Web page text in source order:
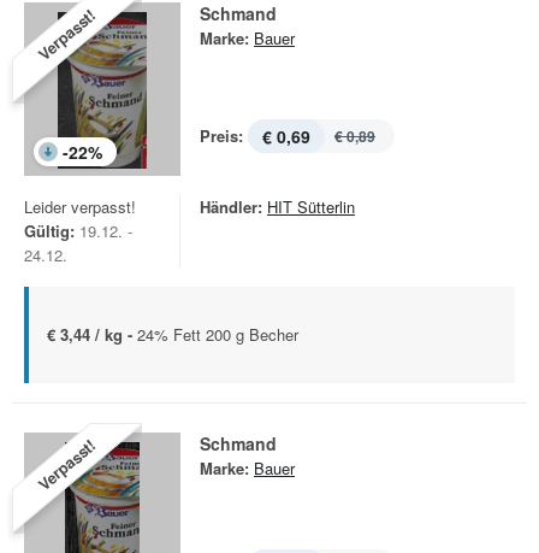
Verpasst!
-22%
Schmand
Marke: Bauer
Preis: € 0,69 € 0,89
Leider verpasst!
Gültig: 19.12. -
24.12.
Händler: HIT Sütterlin
€ 3,44 / kg - 24% Fett 200 g Becher
Verpasst! Schmand
Marke: Bauer